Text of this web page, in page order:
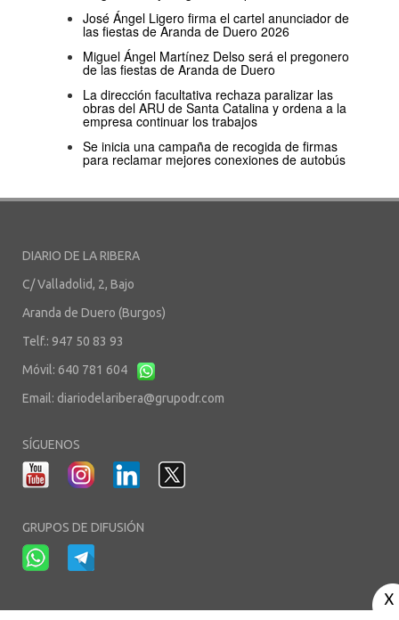
José Ángel Ligero firma el cartel anunciador de
las fiestas de Aranda de Duero 2026
Miguel Ángel Martínez Delso será el pregonero
de las fiestas de Aranda de Duero
La dirección facultativa rechaza paralizar las
obras del ARU de Santa Catalina y ordena a la
empresa continuar los trabajos
Se inicia una campaña de recogida de firmas
para reclamar mejores conexiones de autobús
DIARIO DE LA RIBERA
C/ Valladolid, 2, Bajo
Aranda de Duero (Burgos)
Telf.: 947 50 83 93
Móvil: 640 781 604
Email: diariodelaribera@grupodr.com
SÍGUENOS
GRUPOS DE DIFUSIÓN